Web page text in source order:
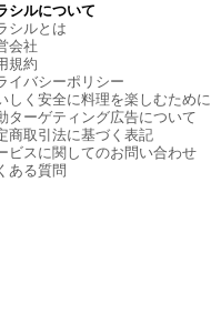
シルについて
シルとは
会社
規約
イバシーポリシー
しく安全に料理を楽しむために
ターゲティング広告について
商取引法に基づく表記
ビスに関してのお問い合わせ
ある質問